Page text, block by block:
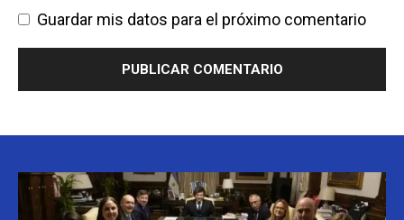
Guardar mis datos para el próximo comentario